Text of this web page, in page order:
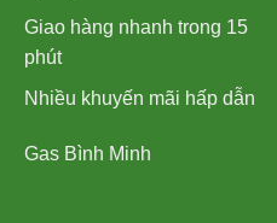
Giao hàng nhanh trong 15
phút
Nhiều khuyến mãi hấp dẫn
Gas Bình Minh